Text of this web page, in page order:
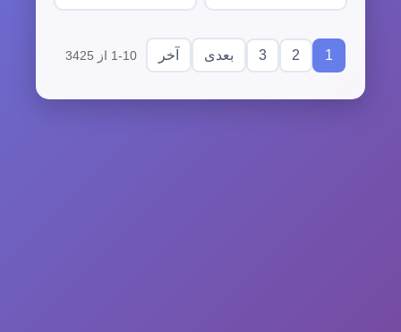
1
2
3 بعدی آخر 1-10 از 3425